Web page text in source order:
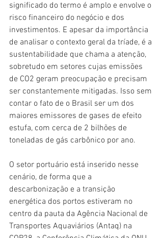
significado do termo é amplo e envolve o
risco financeiro do negócio e dos
investimentos. E apesar da importância
de analisar o contexto geral da tríade, é a
sustentabilidade que chama a atenção,
sobretudo em setores cujas emissões
de CO2 geram preocupação e precisam
ser constantemente mitigadas. Isso sem
contar o fato de o Brasil ser um dos
maiores emissores de gases de efeito
estufa, com cerca de 2 bilhões de
toneladas de gás carbônico por ano.
O setor portuário está inserido nesse
cenário, de forma que a
descarbonização e a transição
energética dos portos estiveram no
centro da pauta da Agência Nacional de
Transportes Aquaviários (Antaq) na